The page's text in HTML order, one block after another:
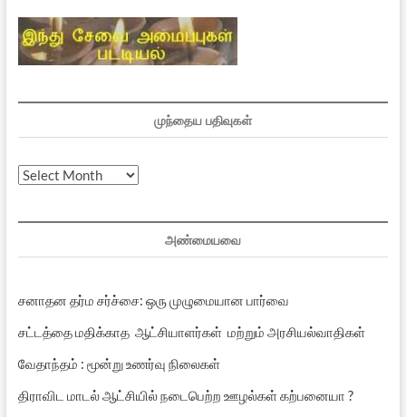
முந்தைய பதிவுகள்
முந்தைய
அண்மையவை
சனாதன தர்ம சர்ச்சை: ஒரு முழுமையான பார்வை
சட்டத்தை மதிக்காத ஆட்சியாளர்கள் மற்றும் அரசியல்வாதிகள்
வேதாந்தம் : மூன்று உணர்வு நிலைகள்
திராவிட மாடல் ஆட்சியில் நடைபெற்ற ஊழல்கள் கற்பனையா ?